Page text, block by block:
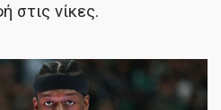
στις νίκες.